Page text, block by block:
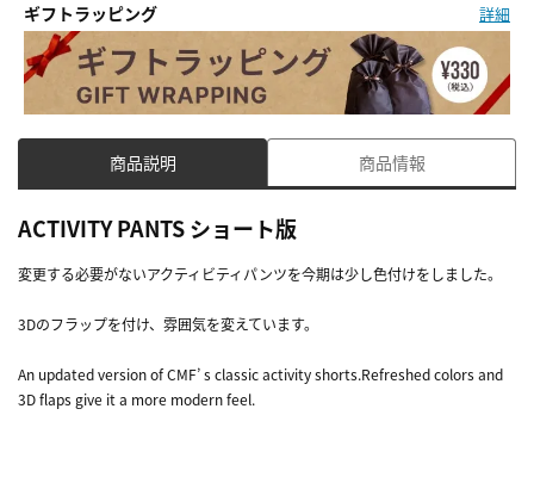
ギフトラッピング 詳細
商品説明 商品情報
ACTIVITY PANTS ショート版
変更する必要がないアクティビティパンツを今期は少し色付けをしました。
3Dのフラップを付け、雰囲気を変えています。
An updated version of CMF’ s classic activity shorts.Refreshed colors and
3D flaps give it a more modern feel.